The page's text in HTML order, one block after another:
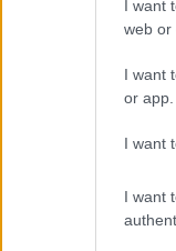
I want
web or
I want
or app.
I want
I want